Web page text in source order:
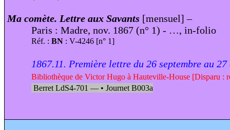
Ma comète. Lettre aux Savants [mensuel] –
Paris : Madre, nov. 1867 (n° 1) - …, in-folio
Réf. : BN: V-4246 [n° 1]
1867.11. Première lettre du 26 septembre au
Bibliothèque de Victor Hugo à Hauteville-House [Disparu :
Berret LdS4-701 — • Journet B003a